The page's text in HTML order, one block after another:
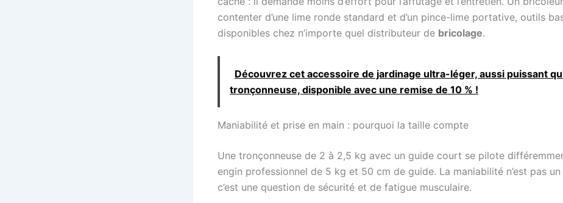
contenter d’une lime ronde standard et d’un pince-lime portative, outils
disponibles chez n’importe quel distributeur de bricolage.
Découvrez cet accessoire de jardinage ultra-léger, aussi puissant
tronçonneuse, disponible avec une remise de 10 % !
Maniabilité et prise en main : pourquoi la taille compte
Une tronçonneuse de 2 à 2,5 kg avec un guide court se pilote
engin professionnel de 5 kg et 50 cm de guide. La maniabilité n’est pas un
c’est une question de sécurité et de fatigue musculaire.